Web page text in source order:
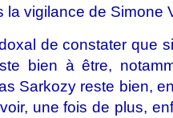
la vigilance de Simone
de constater que
bien à être,
Sarkozy reste bien,
une fois de plus,